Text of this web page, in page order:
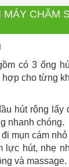
MÁY CHĂM
có 3 ống
cho từng
hút rộng lấy
nhanh chóng.
mụn cám
lực hút, nhẹ
và massage.